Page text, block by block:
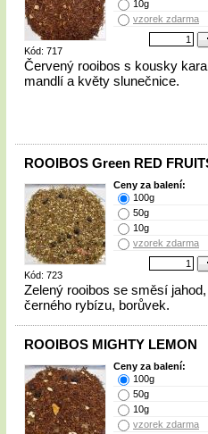
Kód: 717
10g
vzorek zdarma
Červený rooibos s kousky
mandlí a květy slunečnice.
ROOIBOS Green RED
Kód: 723
Ceny za balení:
100g
50g
10g
vzorek zdarma
Zelený rooibos se směsí
černého rybízu, borůvek.
ROOIBOS MIGHTY LEMON
Ceny za balení:
100g
50g
10g
vzorek zdarma